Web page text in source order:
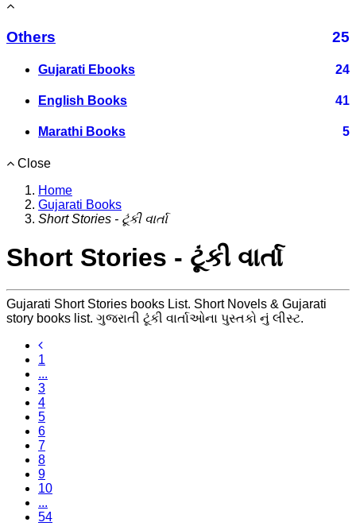
Others 25
Gujarati Ebooks 24
English Books 41
Marathi Books 5
Close
Home
Gujarati Books
Short Stories - ટૂંકી વાર્તા
Short Stories - ટૂંકી વાર્તા
Gujarati Short Stories books List. Short Novels & Gujarati
story books list. ગુજરાતી ટૂંકી વાર્તાઓના પુસ્તકો નું લીસ્ટ.
1
...
3
4
5
6
7
8
9
10
...
54